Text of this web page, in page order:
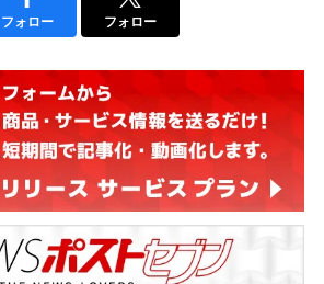
フォロー フォロー